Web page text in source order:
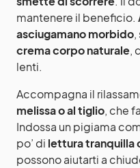
mantenere il beneficio.
asciugamano morbido,
crema corpo naturale,
lenti.
Accompagna il
melissa o al tiglio, che
Indossa un pigiama
po’ di lettura tranquilla
possono aiutarti a